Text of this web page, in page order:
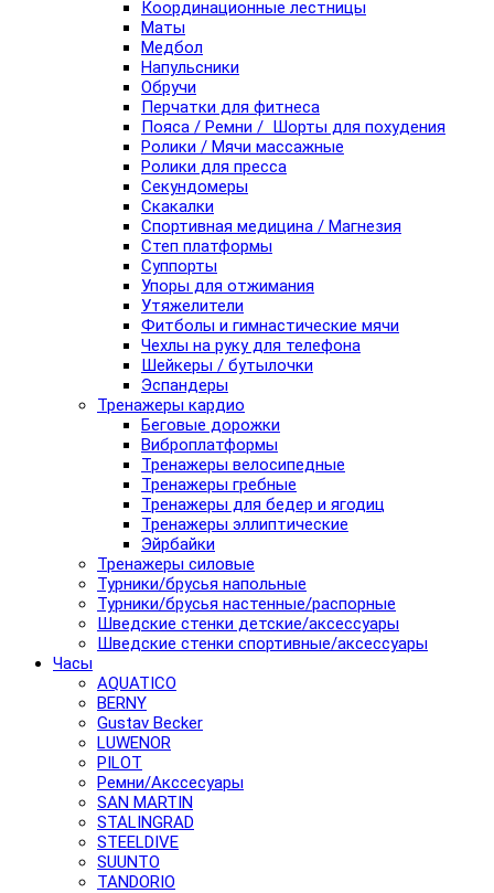
Координационные лестницы
Маты
Медбол
Напульсники
Обручи
Перчатки для фитнеса
Пояса / Ремни / Шорты для похудения
Ролики / Мячи массажные
Ролики для пресса
Секундомеры
Скакалки
Спортивная медицина / Магнезия
Степ платформы
Суппорты
Упоры для отжимания
Утяжелители
Фитболы и гимнастические мячи
Чехлы на руку для телефона
Шейкеры / бутылочки
Эспандеры
Тренажеры кардио
Беговые дорожки
Виброплатформы
Тренажеры велосипедные
Тренажеры гребные
Тренажеры для бедер и ягодиц
Тренажеры эллиптические
Эйрбайки
Тренажеры силовые
Турники/брусья напольные
Турники/брусья настенные/распорные
Шведские стенки детские/аксессуары
Шведские стенки спортивные/аксессуары
Часы
AQUATICO
BERNY
Gustav Becker
LUWENOR
PILOT
Pемни/Акссесуары
SAN MARTIN
STALINGRAD
STEELDIVE
SUUNTO
TANDORIO